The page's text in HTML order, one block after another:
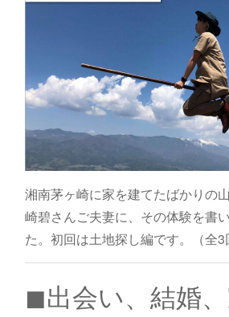
湘南茅ヶ崎に家を建てたばかりの
崎碧さんご夫妻に、その体験を書
た。初回は土地探し編です。（全3
◼︎出会い、結婚